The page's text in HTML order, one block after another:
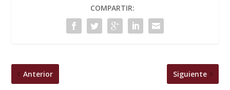
COMPARTIR:
Anterior Siguiente